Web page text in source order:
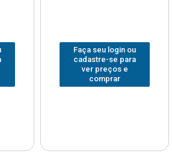
Faça seu login ou
cadastre-se para
ver preços e
comprar